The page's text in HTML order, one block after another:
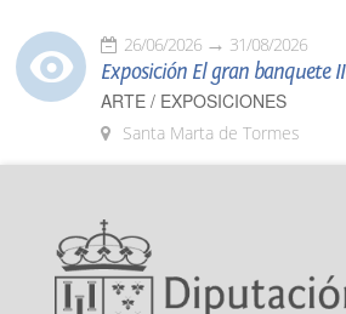
26/06/2026 31/08/2026
Exposición El gran banquete II
ARTE / EXPOSICIONES
Santa Marta de Tormes